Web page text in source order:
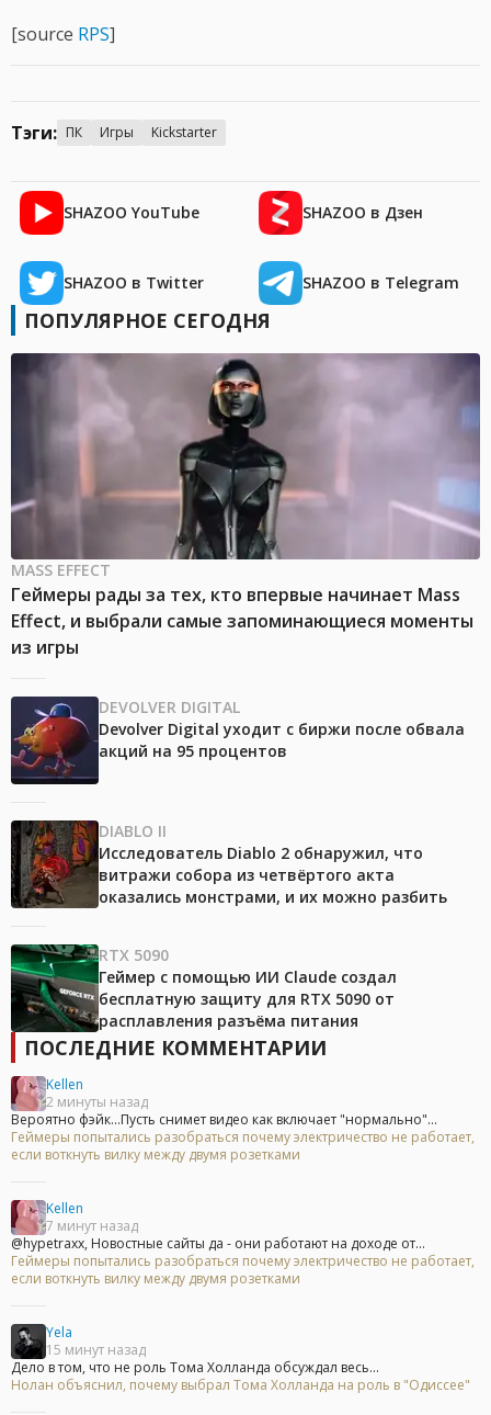
[source RPS]
Тэги: ПК Игры Kickstarter
SHAZOO YouTube SHAZOO в Дзен
SHAZOO в Twitter SHAZOO в Telegram
ПОПУЛЯРНОЕ СЕГОДНЯ
MASS EFFECT
Геймеры рады за тех, кто впервые начинает Mass
Effect, и выбрали самые запоминающиеся моменты
из игры
DEVOLVER DIGITAL
Devolver Digital уходит с биржи после обвала
акций на 95 процентов
DIABLO II
Исследователь Diablo 2 обнаружил, что
витражи собора из четвёртого акта
оказались монстрами, и их можно разбить
RTX 5090
Геймер с помощью ИИ Claude создал
бесплатную защиту для RTX 5090 от
расплавления разъёма питания
ПОСЛЕДНИЕ КОММЕНТАРИИ
Kellen
2 минуты назад
Вероятно фэйк...Пусть снимет видео как включает "нормально"...
Геймеры попытались разобраться почему электричество не работает,
если воткнуть вилку между двумя розетками
Kellen
7 минут назад
@hypetraxx, Новостные сайты да - они работают на доходе от...
Геймеры попытались разобраться почему электричество не работает,
если воткнуть вилку между двумя розетками
Yela
15 минут назад
Дело в том, что не роль Тома Холланда обсуждал весь...
Нолан объяснил, почему выбрал Тома Холланда на роль в "Одиссее"